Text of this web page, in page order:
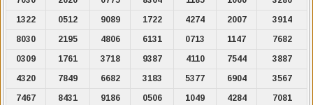
1322
0512 9089 1722 4274 2007
3914
8030
2195 4806 6131 0713 1147
7682
0309
1761 3718 9387 4110 7544
3887
4320
7849 6682 3183 5377 6904
3567
7467
8431 9186 0506 1049 4284
7081